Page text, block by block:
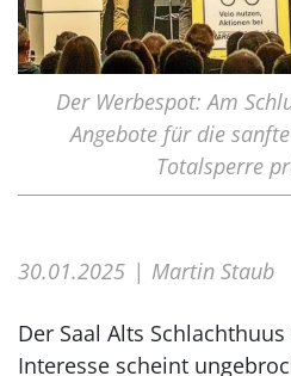
Der Werbespot: Am
Angebote für die
Totalsperre
30.01.2025 Martin Staub
Der Saal Alts
Interesse scheint